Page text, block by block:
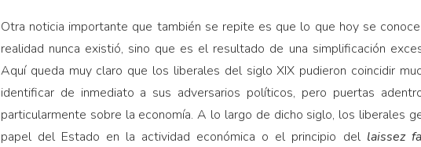
Otra noticia importante que también se repite es que lo que hoy se conoce
realidad nunca existió, sino que es el resultado de una simplificación
Aquí queda muy claro que los liberales del siglo XIX pudieron coincidir
identificar de inmediato a sus adversarios políticos, pero puertas
particularmente sobre la economía. A lo largo de dicho siglo, los liberales
papel del Estado en la actividad económica o el principio del laissez